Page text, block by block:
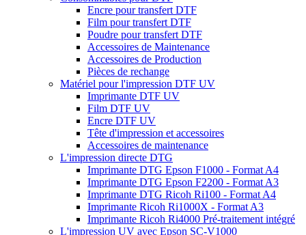
Encre pour transfert DTF
Film pour transfert DTF
Poudre pour transfert DTF
Accessoires de Maintenance
Accessoires de Production
Pièces de rechange
Matériel pour l'impression DTF UV
Imprimante DTF UV
Film DTF UV
Encre DTF UV
Tête d'impression et accessoires
Accessoires de maintenance
L'impression directe DTG
Imprimante DTG Epson F1000 - Format A4
Imprimante DTG Epson F2200 - Format A3
Imprimante DTG Ricoh Ri100 - Format A4
Imprimante Ricoh Ri1000X - Format A3
Imprimante Ricoh Ri4000 Pré-traitement intégré
L'impression UV avec Epson SC-V1000